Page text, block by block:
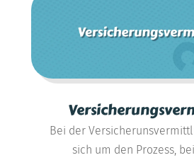
Bei der
sich um den Prozess,